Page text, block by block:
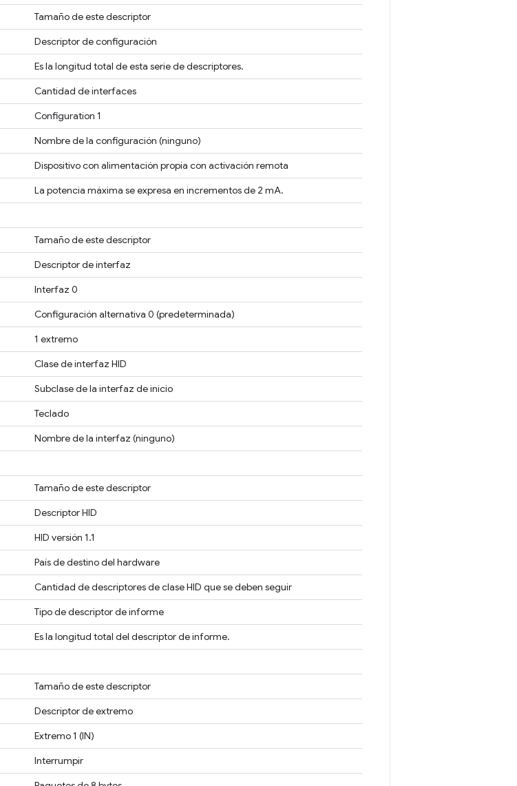
Tamaño de este descriptor
Descriptor de configuración
Es la longitud total de esta serie de descriptores.
Cantidad de interfaces
Configuration 1
Nombre de la configuración (ninguno)
Dispositivo con alimentación propia con activación remota
La potencia máxima se expresa en incrementos de 2 mA.
Tamaño de este descriptor
Descriptor de interfaz
Interfaz 0
Configuración alternativa 0 (predeterminada)
1 extremo
Clase de interfaz HID
Subclase de la interfaz de inicio
Teclado
Nombre de la interfaz (ninguno)
Tamaño de este descriptor
Descriptor HID
HID versión 1.1
País de destino del hardware
Cantidad de descriptores de clase HID que se deben seguir
Tipo de descriptor de informe
Es la longitud total del descriptor de informe.
Tamaño de este descriptor
Descriptor de extremo
Extremo 1 (IN)
Interrumpir